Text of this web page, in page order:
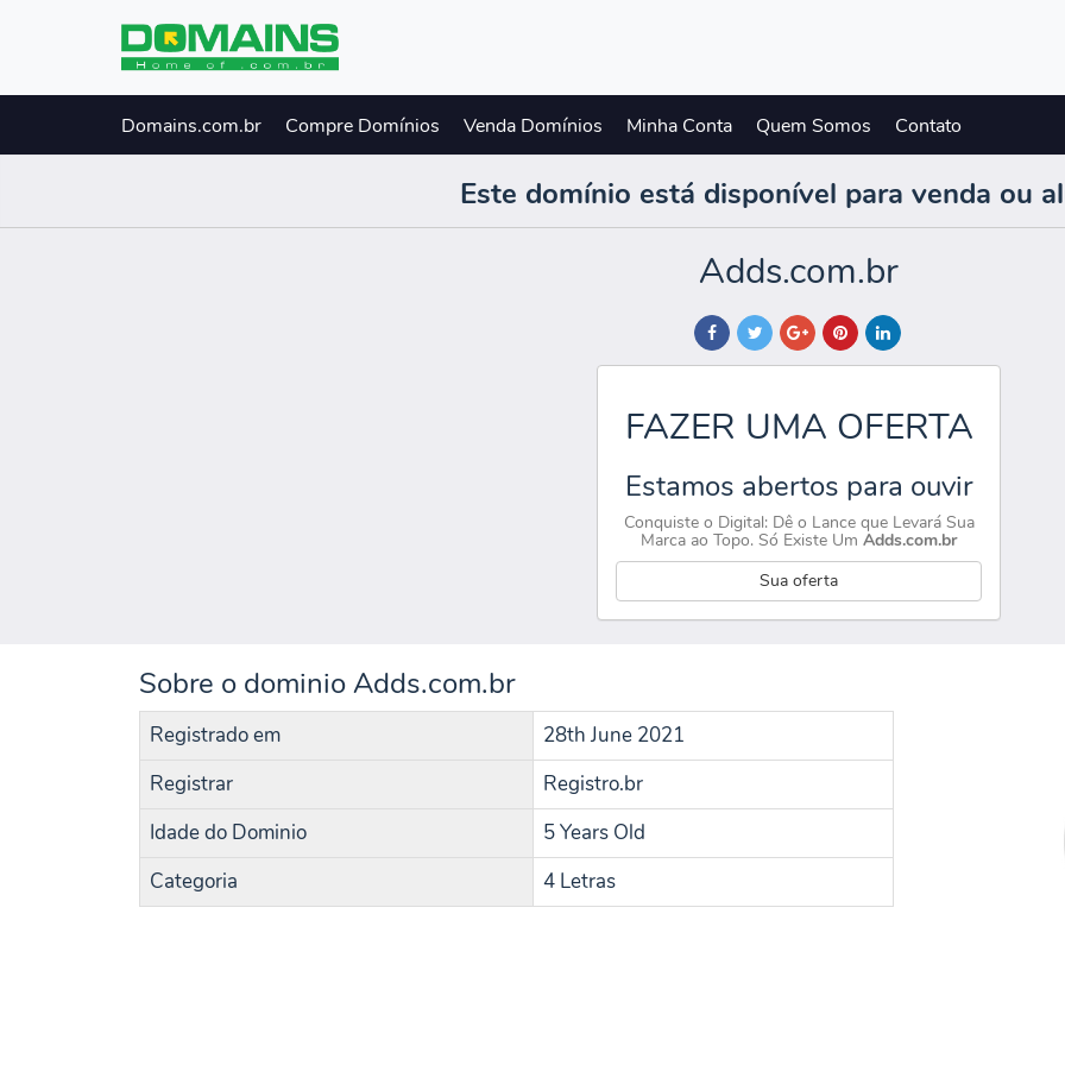
Domains.com.br Compre Domínios Venda Domínios Minha Conta Quem Somos Contato
Este domínio está disponível para venda ou
Adds.com.br
FAZER UMA OFERTA
Estamos abertos para ouvir
Conquiste o Digital: Dê o Lance que Levará Sua
Marca ao Topo. Só Existe Um Adds.com.br
Sua oferta
Sobre o dominio Adds.com.br
Registrado em
28th June 2021
Registrar
Registro.br
Idade do Dominio
5 Years Old
Categoria
4 Letras